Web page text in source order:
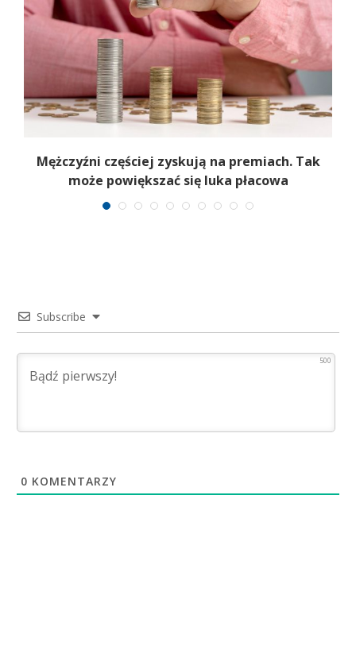
Mężczyźni częściej zyskują na premiach. Tak
może powiększać się luka płacowa
Subscribe
500
0 KOMENTARZY